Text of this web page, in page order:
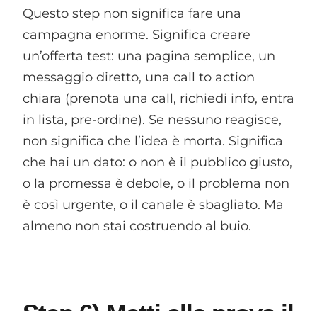
Questo step non significa fare una
campagna enorme. Significa creare
un’offerta test: una pagina semplice, un
messaggio diretto, una call to action
chiara (prenota una call, richiedi info, entra
in lista, pre-ordine). Se nessuno reagisce,
non significa che l’idea è morta. Significa
che hai un dato: o non è il pubblico giusto,
o la promessa è debole, o il problema non
è così urgente, o il canale è sbagliato. Ma
almeno non stai costruendo al buio.